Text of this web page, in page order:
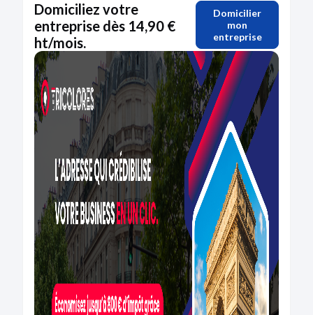
Domiciliez votre
entreprise dès 14,90 €
ht/mois.
Domicilier
mon
entreprise